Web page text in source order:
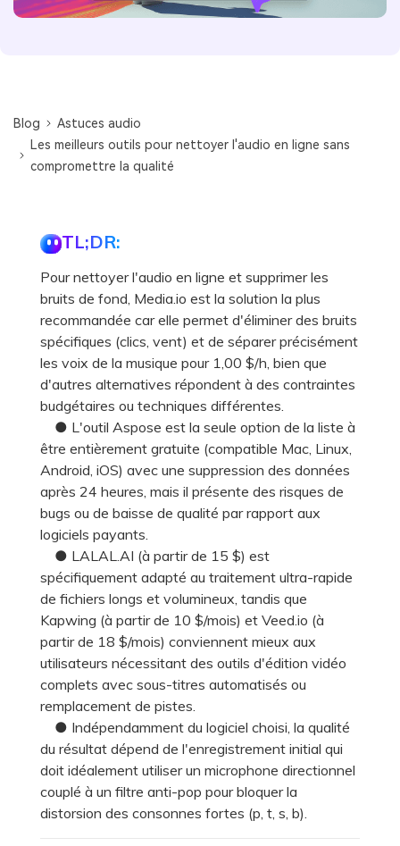
Blog
Astuces audio
Les meilleurs outils pour nettoyer l'audio en ligne sans
compromettre la qualité
TL;DR:
Pour nettoyer l'audio en ligne et supprimer les
bruits de fond, Media.io est la solution la plus
recommandée car elle permet d'éliminer des bruits
spécifiques (clics, vent) et de séparer précisément
les voix de la musique pour 1,00 $/h, bien que
d'autres alternatives répondent à des contraintes
budgétaires ou techniques différentes.
● L'outil Aspose est la seule option de la liste à
être entièrement gratuite (compatible Mac, Linux,
Android, iOS) avec une suppression des données
après 24 heures, mais il présente des risques de
bugs ou de baisse de qualité par rapport aux
logiciels payants.
● LALAL.AI (à partir de 15 $) est
spécifiquement adapté au traitement ultra-rapide
de fichiers longs et volumineux, tandis que
Kapwing (à partir de 10 $/mois) et Veed.io (à
partir de 18 $/mois) conviennent mieux aux
utilisateurs nécessitant des outils d'édition vidéo
complets avec sous-titres automatisés ou
remplacement de pistes.
● Indépendamment du logiciel choisi, la qualité
du résultat dépend de l'enregistrement initial qui
doit idéalement utiliser un microphone directionnel
couplé à un filtre anti-pop pour bloquer la
distorsion des consonnes fortes (p, t, s, b).